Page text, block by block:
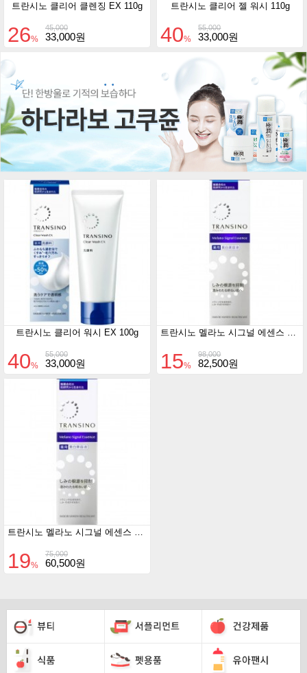
트란시노 클리어 클렌징 EX 110g
45,000
26% 33,000원
트란시노 클리어 젤 워시 110g
55,000
40% 33,000원
트란시노 클리어 워시 EX 100g
55,000
40% 33,000원
트란시노 멜라노 시그널 에센스 50g
98,000
15% 82,500원
75,000
19% 60,500원